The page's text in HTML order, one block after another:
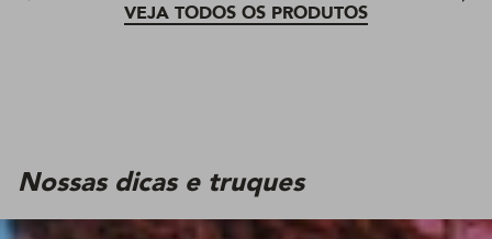
VEJA TODOS OS PRODUTOS
Nossas dicas e truques